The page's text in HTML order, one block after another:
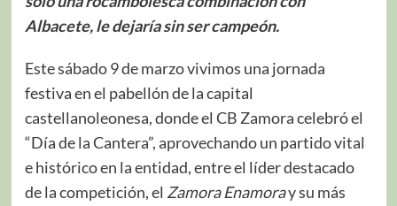
Albacete, le dejaría sin ser campeón.
Este sábado 9 de marzo vivimos una jornada
festiva en el pabellón de la capital
castellanoleonesa, donde el CB Zamora celebró el
“Día de la Cantera”, aprovechando un partido vital
e histórico en la entidad, entre el líder destacado
de la competición, el Zamora Enamoray su más